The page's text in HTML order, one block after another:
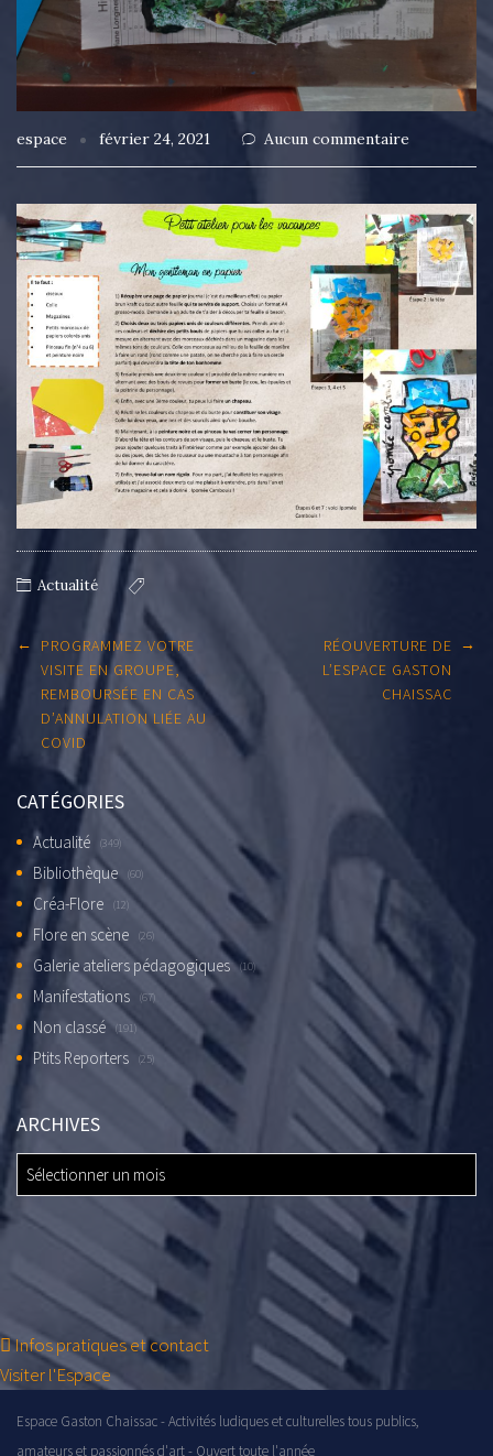
espace février 24, 2021 Aucun commentaire
Actualité
Post
navigation
←
PROGRAMMEZ VOTRE
VISITE EN GROUPE,
REMBOURSÉE EN CAS
D’ANNULATION LIÉE AU
COVID
RÉOUVERTURE DE
L’ESPACE GASTON
CHAISSAC
→
CATÉGORIES
Actualité (349)
Bibliothèque (60)
Créa-Flore (12)
Flore en scène (26)
Galerie ateliers pédagogiques (10)
Manifestations (67)
Non classé (191)
Ptits Reporters (25)
ARCHIVES
ARCHIVES
Infos pratiques et contact
Visiter l'Espace
Espace Gaston Chaissac - Activités ludiques et culturelles tous publics,
amateurs et passionnés d'art - Ouvert toute l'année